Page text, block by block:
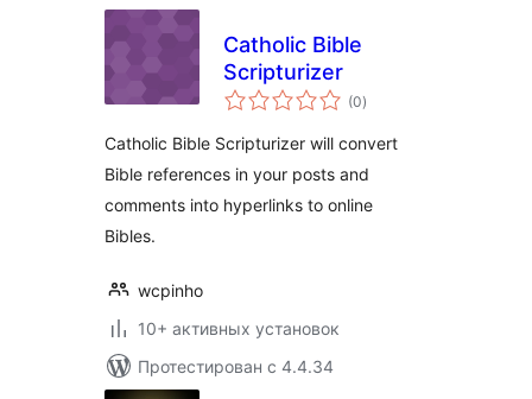
Catholic Bible
Scripturizer
(0общий
рейтинг
)
Catholic Bible Scripturizer will convert
Bible references in your posts and
comments into hyperlinks to online
Bibles.
wcpinho
10+ активных установок
Протестирован с 4.4.34